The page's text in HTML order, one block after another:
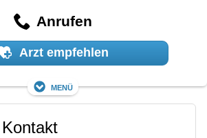
Anrufen
Arzt empfehlen
Menü